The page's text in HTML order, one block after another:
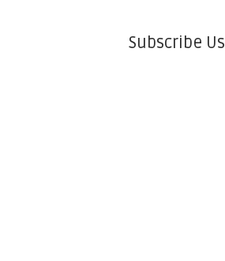
Subscribe Us